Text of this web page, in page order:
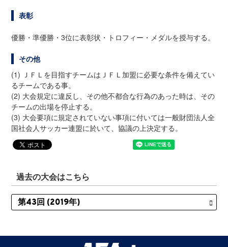
表彰
優勝・準優勝・3位に表彰状・トロフィー・メダルを授与する。
その他
(1) ＪＦＬを目指すチームはＪＦＬ加盟に必要な条件を備えてい
るチームである事。
(2) 大会規定に違反し、その他不都合な行為のあった時は、その
チームの出場を停止する。
(3) 大会要項に規定されていない事項に付いては一般財団法人全
国社会人サッカー連盟に於いて、協議の上決定する。
過去の大会はこちら